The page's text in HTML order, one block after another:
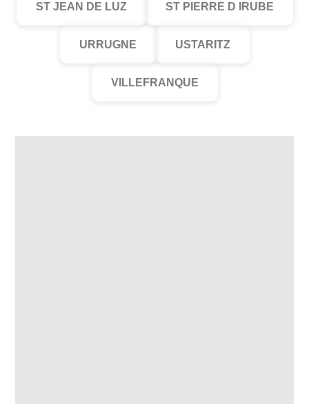
ST JEAN DE LUZ ST PIERRE D IRUBE
URRUGNE USTARITZ
VILLEFRANQUE